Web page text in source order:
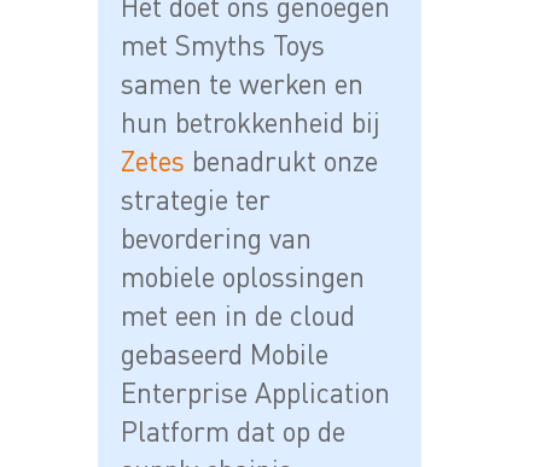
met Smyths Toys
samen te werken en
hun betrokkenheid bij
Zetes benadrukt onze
strategie ter
bevordering van
mobiele oplossingen
met een in de cloud
gebaseerd Mobile
Enterprise Application
Platform dat op de